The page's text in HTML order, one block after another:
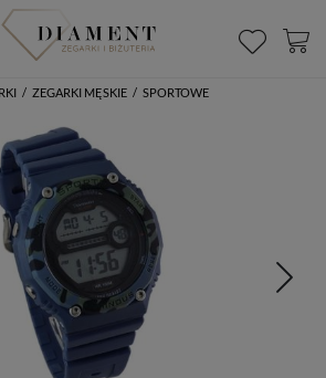
/ ZEGARKI MĘSKIE / SPORTOWE